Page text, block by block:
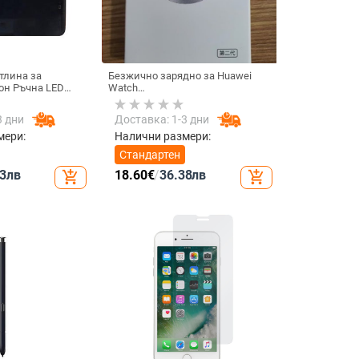
за
Ръчна LED
излъчване
Запълваща
телефон
дни
лв add_shopping_cart
Безжично зарядно за Huawei
Watch
GT6/GT5/Watch5/Watch4/GT4 –
метален корпус, магнитно
зареждане, QC 3.0 бързо
зареждане, 5W изход
Доставка: 1-3 дни
Налични размери:
Стандартен
18.60€/36.38лв add_shopping_cart